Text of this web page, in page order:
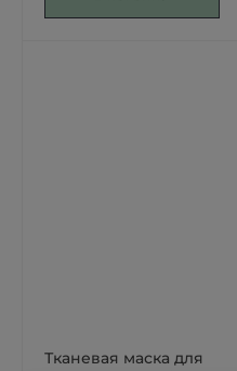
Тканевая маска для